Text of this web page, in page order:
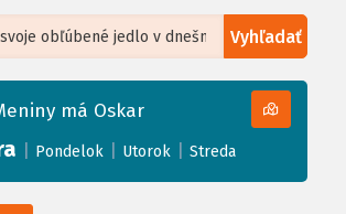
Vyhľadať
, Tiles courtesy ofHumanitarian OpenStreetMap
má Oskar
Pondelok Utorok Streda